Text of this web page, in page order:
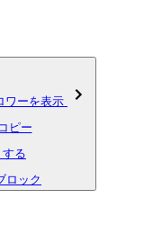
ワーを表示
ピー
る
ロック